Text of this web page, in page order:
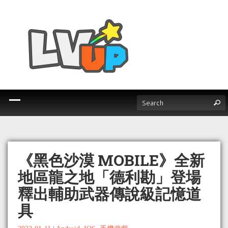
《黑色沙漠 MOBILE》全新
地區龍之地「德利勘」登場
釋出輔助武器傳說級記憶道
具